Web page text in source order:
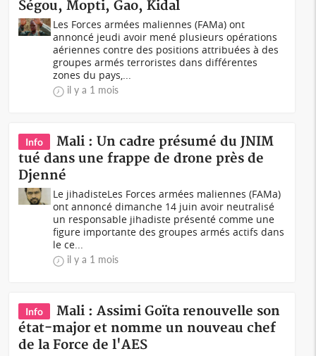
Ségou, Mopti, Gao, Kidal
Les Forces armées maliennes (FAMa) ont
annoncé jeudi avoir mené plusieurs opérations
aériennes contre des positions attribuées à des
groupes armés terroristes dans différentes
zones du pays,...
il y a 1 mois
Info
Mali : Un cadre présumé du JNIM
tué dans une frappe de drone près de
Djenné
Le jihadisteLes Forces armées maliennes (FAMa)
ont annoncé dimanche 14 juin avoir neutralisé
un responsable jihadiste présenté comme une
figure importante des groupes armés actifs dans
le ce...
il y a 1 mois
Info
Mali : Assimi Goïta renouvelle son
état-major et nomme un nouveau chef
de la Force de l'AES